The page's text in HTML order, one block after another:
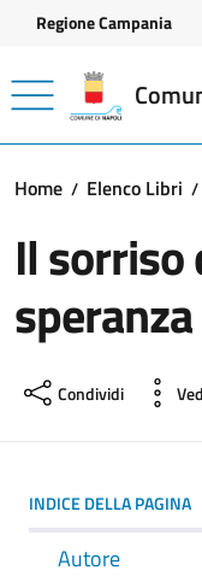
Vai ai contenuti
Vai al footer
Regione Campania
Home Elenco Libri
Il sorriso
speranza
Condividi
INDICE DELLA PAGINA
Autore